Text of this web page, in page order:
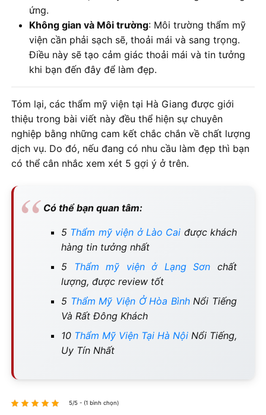
ứng.
Không gian và Môi trường: Môi trường thẩm mỹ
viện cần phải sạch sẽ, thoải mái và sang trọng.
Điều này sẽ tạo cảm giác thoải mái và tin tưởng
khi bạn đến đây để làm đẹp.
Tóm lại, các thẩm mỹ viện tại Hà Giang được giới
thiệu trong bài viết này đều thể hiện sự chuyên
nghiệp bằng những cam kết chắc chắn về chất lượng
dịch vụ. Do đó, nếu đang có nhu cầu làm đẹp thì bạn
có thể cân nhắc xem xét 5 gợi ý ở trên.
Có thể bạn quan tâm:
5 Thẩm mỹ viện ở Lào Cai được khách
hàng tin tưởng nhất
5 Thẩm mỹ viện ở Lạng Sơn chất
lượng, được review tốt
5 Thẩm Mỹ Viện Ở Hòa BìnhNổi Tiếng
Và Rất Đông Khách
10 Thẩm Mỹ Viện Tại Hà Nội Nổi Tiếng,
Uy Tín Nhất
5/5 - (1 bình chọn)